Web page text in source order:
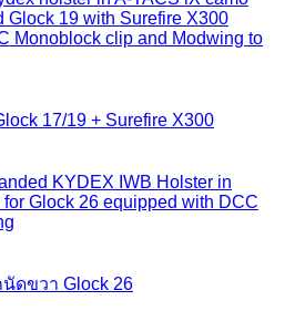
17/19 + Surefire X300
ดขวา Glock 26